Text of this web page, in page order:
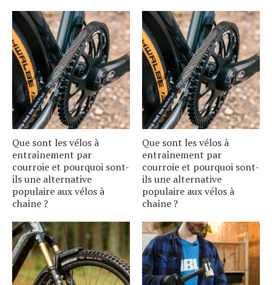
Que sont les vélos à
entraînement par
courroie et pourquoi sont-
ils une alternative
populaire aux vélos à
chaîne ?
Que sont les vélos à
entraînement par
courroie et pourquoi sont-
ils une alternative
populaire aux vélos à
chaîne ?
S
e
a
r
c
h
f
o
r
: